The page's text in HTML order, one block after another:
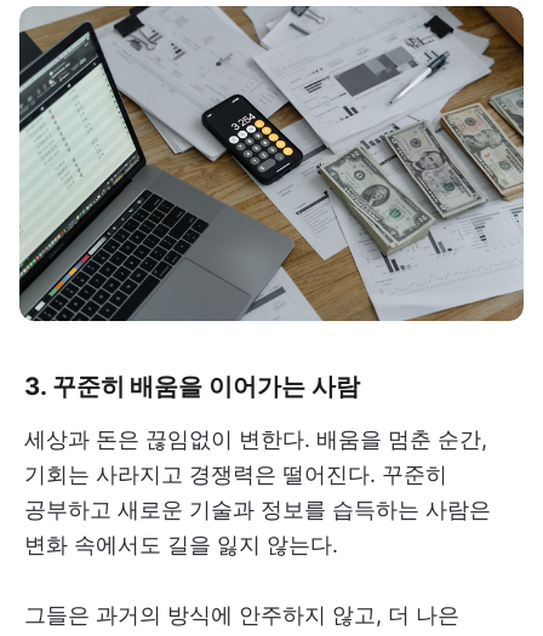
3. 꾸준히 배움을 이어가는 사람
세상과 돈은 끊임없이 변한다. 배움을 멈춘 순간,
기회는 사라지고 경쟁력은 떨어진다. 꾸준히
공부하고 새로운 기술과 정보를 습득하는 사람은
변화 속에서도 길을 잃지 않는다.
그들은 과거의 방식에 안주하지 않고, 더 나은